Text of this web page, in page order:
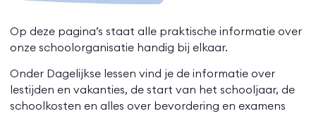
Op deze pagina’s staat alle praktische informatie over
onze schoolorganisatie handig bij elkaar.
Onder Dagelijkse lessen vind je de informatie over
lestijden en vakanties, de start van het schooljaar, de
schoolkosten en alles over bevordering en examens